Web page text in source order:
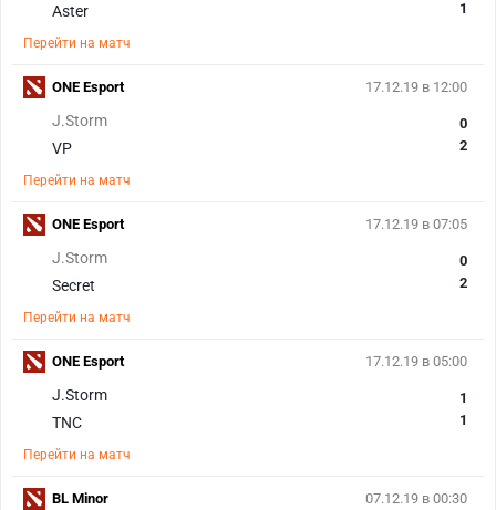
Aster
1
Перейти на матч
17.12.19 в 12:00
J.Storm
VP
0
2
Перейти на матч
ONE Esport
17.12.19 в 07:05
J.Storm
Secret
0
2
Перейти на матч
ONE Esport
17.12.19 в 05:00
J.Storm
TNC
1
1
Перейти на матч
ONE Esport
07.12.19 в 00:30
BL Minor